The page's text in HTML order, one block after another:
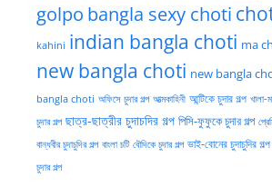
golpo bangla sexy choti
kahini indian bangla choti ma
new bangla choti new bangla
bangla choti অফিসে চুদার গল্প আত্মকাহিনী আন্টিকে চুদার গল্প খালা-
চুদার গল্প ছাত্র-ছাত্রীর চুদাচদির গল্প পিসি-ফুফুকে চুদার গল্প
বান্ধবীর চুদাচুদির গল্প বাংলা চটি বৌদিকে চুদার গল্প ভাই-বোনের চুদাচুদির গল্প
চুদার গল্প